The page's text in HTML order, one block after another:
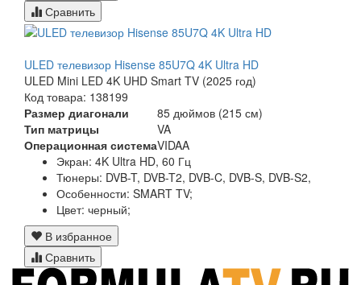
Сравнить
ULED телевизор Hisense 85U7Q 4K Ultra HD
ULED Mini LED 4K UHD Smart TV (2025 год)
Код товара: 138199
Размер диагонали
85 дюймов (215 см)
Тип матрицы
VA
Операционная системаVIDAA
Экран: 4K Ultra HD, 60 Гц
Тюнеры: DVB-T, DVB-T2, DVB-C, DVB-S, DVB-S2,
Особенности: SMART TV;
Цвет: черный;
В избранное
Сравнить